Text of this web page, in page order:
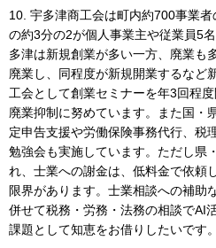
10. 宇多津商工会は町内約700事業
の約3分の2が個人事業主や従業員5
多津は新規創業が多い一方、廃業も
廃業し、同程度が新規開業するなど
工会として創業セミナーを年3回程
廃業抑制に努めています。また国・
定申告支援や労働保険事務代行、税
勉強会も実施しています。ただし県
れ、士業への謝金は、低料金で依頼
限界があります。士業相談への補助
併せて税務・労務・法務の相談でAI
課題として知恵をお借りしたいです。